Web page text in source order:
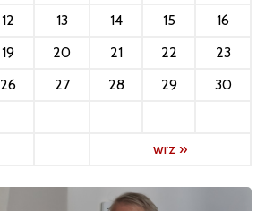
12 13 14 15
16
19 20 21 22
23
26 27 28 29
30
wrz »